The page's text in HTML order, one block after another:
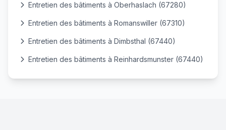
Entretien des bâtiments à Oberhaslach (67280)
Entretien des bâtiments à Romanswiller (67310)
Entretien des bâtiments à Dimbsthal (67440)
Entretien des bâtiments à Reinhardsmunster (67440)